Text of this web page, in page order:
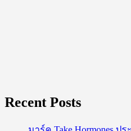
Recent Posts